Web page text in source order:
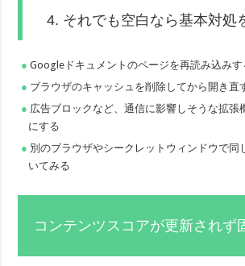
4. それでも空白なら基本対処
Googleドキュメントのページを再読み込みす
ブラウザのキャッシュを削除してから開き直
広告ブロックなど、通信に影響しそうな拡張
にする
別のブラウザやシークレットウィンドウで同
いてみる
コンテンツスコアが更新されず